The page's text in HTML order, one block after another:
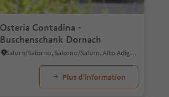
1/10
Osteria Contadina -
Buschenschank Dornach
Salurn/Salorno, Salorno/Salurn, Alto Adige Wine Road
Plus d’information